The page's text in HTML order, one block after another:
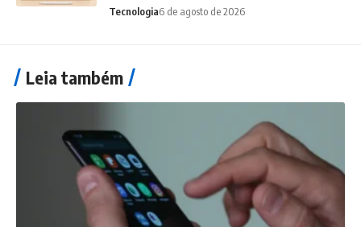
Tecnologia6 de agosto de 2026
Leia também